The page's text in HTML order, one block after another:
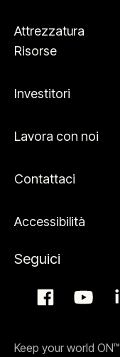
Attrezzatura
Risorse
Investitori
Lavora con noi
Contattaci
Accessibilità
Seguici
Keep your world ON™